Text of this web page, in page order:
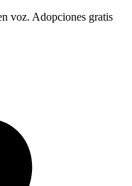
voz. Adopciones gratis